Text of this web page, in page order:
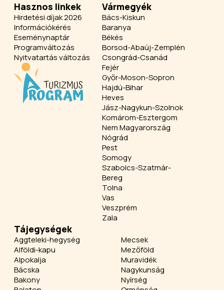
Hasznos linkek
Hirdetési díjak 2026
Információkérés
Eseménynaptár
Programváltozás
Nyitvatartás változás
Vármegyék
Bács-Kiskun
Baranya
Békés
Borsod-Abaúj-Zemplén
Csongrád-Csanád
Fejér
Győr-Moson-Sopron
Hajdú-Bihar
Heves
Jász-Nagykun-Szolnok
Komárom-Esztergom
Nem Magyarország
Nógrád
Pest
Somogy
Szabolcs-Szatmár-
Bereg
Tolna
Vas
Veszprém
Zala
Tájegységek
Aggteleki-hegység
Alföldi-kapu
Alpokalja
Bácska
Bakony
Mecsek
Mezőföld
Muravidék
Nagykunság
Nyírség